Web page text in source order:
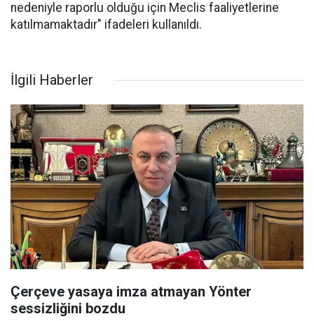
nedeniyle raporlu olduğu için Meclis faaliyetlerine
katılmamaktadır" ifadeleri kullanıldı.
İlgili Haberler
Çerçeve yasaya imza atmayan Yönter
sessizliğini bozdu